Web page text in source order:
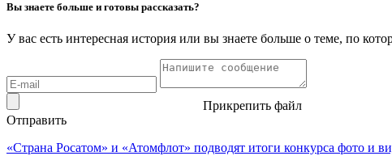
Вы знаете больше и готовы рассказать?
У вас есть интересная история или вы знаете больше о теме, по
Прикрепить файл
Отправить
«Страна Росатом» и «Атомфлот» подводят итоги конкурса фото